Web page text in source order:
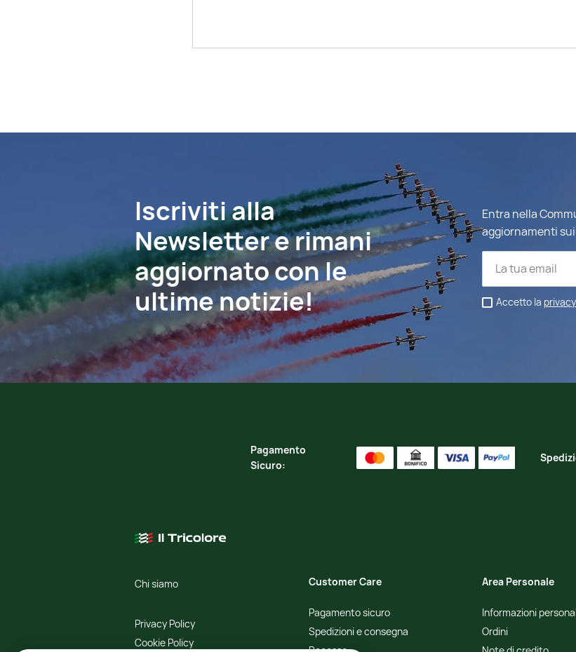
Iscriviti alla
Newsletter e rimani
aggiornato con le
ultime notizie!
Entra nella
aggiornamenti
Accetto la
Pagamento
Sicuro:
Chi siamo
Privacy Policy
Cookie Policy
Customer Care
Pagamento sicuro
Spedizioni e consegna
Area Personale
Informazioni
Ordini